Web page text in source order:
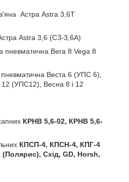
Астра Astra 3,6Т
Astra 3,6 (СЗ-3,6А)
пневматична Вега 8 Vega 8
Веста 6 (УПС 6),
(УПС12), Весна 8 і 12
КРНВ 5,6-02, КРНВ 5,6-
КПСП-4, КПСН-4, КПГ-4
(Полярис), Схід, GD, Horsh,